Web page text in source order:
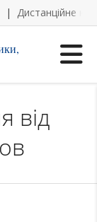
Дистанційне
від